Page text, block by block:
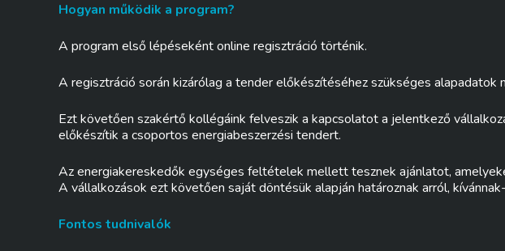
Hogyan működik a program?
A program első lépéseként online regisztráció történik.
A regisztráció során kizárólag a tender előkészítéséhez szükséges alapadatok
Ezt követően szakértő kollégáink felveszik a kapcsolatot a jelentkező
előkészítik a csoportos energiabeszerzési tendert.
Az energiakereskedők egységes feltételek mellett tesznek ajánlatot,
A vállalkozások ezt követően saját döntésük alapján határoznak arról,
Fontos tudnivalók